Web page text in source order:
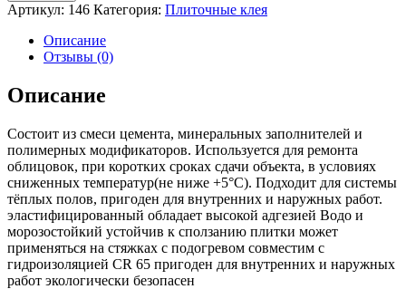
Артикул: 146 Категория: Плиточные клея
Описание
Отзывы (0)
Описание
Состоит из смеси цемента, минеральных заполнителей и
полимерных модификаторов. Используется для ремонта
облицовок, при коротких сроках сдачи объекта, в условиях
сниженных температур(не ниже +5°С). Подходит для системы
тёплых полов, пригоден для внутренних и наружных работ.
эластифицированный обладает высокой адгезией Водо и
морозостойкий устойчив к сползанию плитки может
применяться на стяжках с подогревом совместим с
гидроизоляцией CR 65 пригоден для внутренних и наружных
работ экологически безопасен